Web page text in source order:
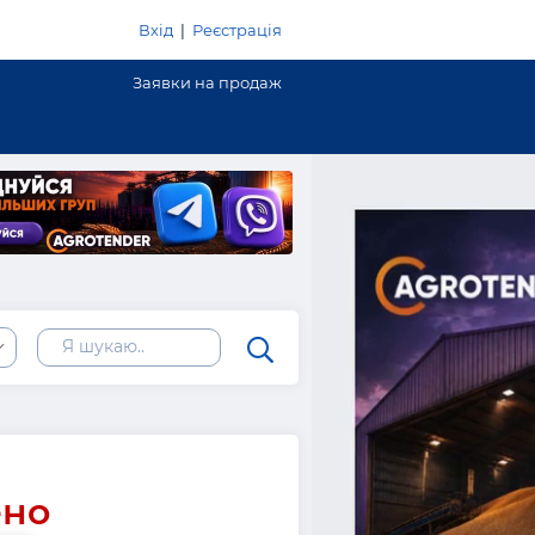
Вхід | Реєстрація
Заявки на продаж